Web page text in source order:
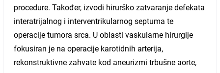
procedure. Također, izvodi hirurško zatvaranje defekata
interatrijalnog i interventrikularnog septuma te
operacije tumora srca. U oblasti vaskularne hirurgije
fokusiran je na operacije karotidnih arterija,
rekonstruktivne zahvate kod aneurizmi trbušne aorte,